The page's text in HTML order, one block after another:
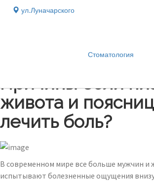
ул.Луначарского
Стоматология
Причины боли
живота и
лечить боль?
В современном мире все больше мужчин и
испытывают болезненные ощущения